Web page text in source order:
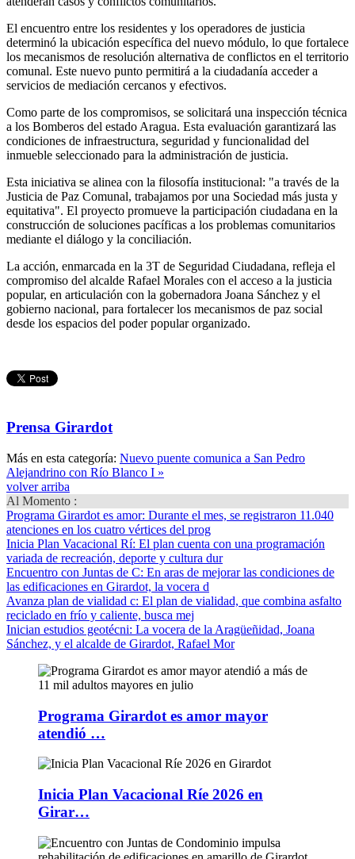
El encuentro entre los residentes y los operadores de justicia
determinó la ubicación específica del nuevo módulo, lo que fortalece
los mecanismos de resolución alternativa de conflictos en el territorio
comunal. Este nuevo punto permitirá a la ciudadanía acceder a
servicios de mediación cercanos y efectivos.
Como parte de los compromisos, se solicitará una inspección técnica
a los Bomberos del estado Aragua. Esta evaluación garantizará las
condiciones de infraestructura, seguridad y funcionalidad del
inmueble seleccionado para la administración de justicia.
Esta iniciativa se alinea con la filosofía institucional: "a través de la
Justicia de Paz Comunal, trabajamos por una Sociedad más justa y
equitativa". El proyecto promueve la participación ciudadana en la
construcción de soluciones pacíficas a los problemas comunitarios
mediante el diálogo y la conciliación.
La acción, enmarcada en la 3T de Seguridad Ciudadana, refleja el
compromiso del alcalde Rafael Morales con el acceso a la justicia
popular, en articulación con la gobernadora Joana Sánchez y el
gobierno nacional, para fortalecer los mecanismos de paz social
desde los espacios del poder popular organizado.
Prensa Girardot
Más en esta categoría: Nuevo puente comunica a San Pedro
Alejandrino con Río Blanco I »
volver arriba
Al Momento :
Programa Girardot es amor: Durante el mes, se registraron 11.040
atenciones en los cuatro vértices del prog
Inicia Plan Vacacional Rí: El plan cuenta con una programación
variada de recreación, deporte y cultura dur
Encuentro con Juntas de C: En aras de mejorar las condiciones de
las edificaciones en Girardot, la vocera d
Avanza plan de vialidad c: El plan de vialidad, que combina asfalto
reciclado en frío y caliente, busca mej
Inician estudios geotécni: La vocera de la Aragüeñidad, Joana
Sánchez, y el alcalde de Girardot, Rafael Mor
Programa Girardot es amor mayor
atendió …
Inicia Plan Vacacional Ríe 2026 en
Girar…